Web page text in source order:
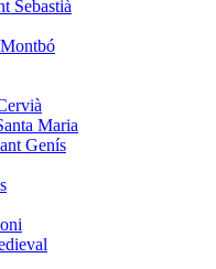
Sebastià
Maria
Genís